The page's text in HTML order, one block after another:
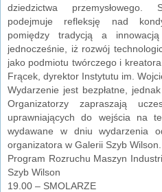
dziedzictwa przemysłowego.
podejmuje refleksję nad
pomiędzy tradycją a innowacją
jednocześnie, iż rozwój
jako podmiotu twórczego i
Frącek, dyrektor Instytutu im.
Wydarzenie jest bezpłatne,
Organizatorzy zapraszają
uprawniających do wejścia na
wydawane w dniu wydarzenia
organizatora w Galerii Szyb Wilson.
Program Rozruchu Maszyn
Szyb Wilson
19.00 – SMOLARZE